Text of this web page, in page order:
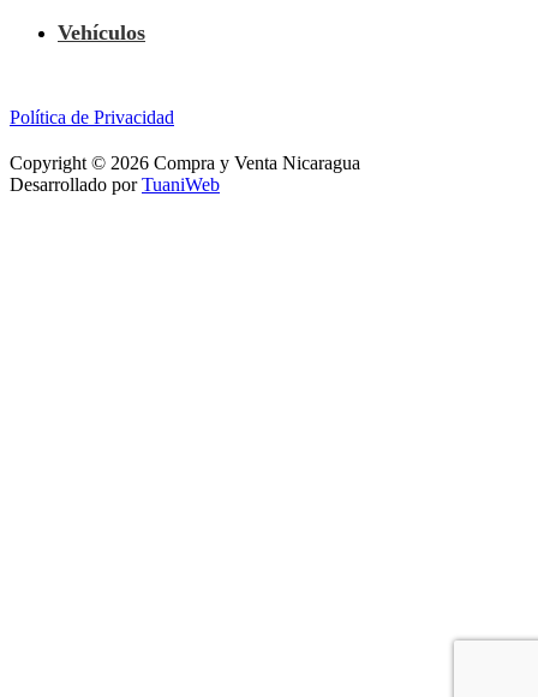
Vehículos
Política de Privacidad
Copyright © 2026 Compra y Venta Nicaragua
Desarrollado porTuaniWeb